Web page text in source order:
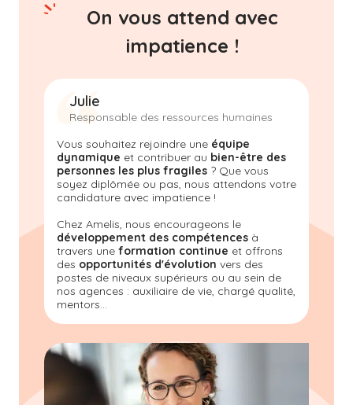
On vous attend avec
impatience !
Julie
Responsable des ressources humaines
Vous souhaitez rejoindre une équipe
dynamique et contribuer au bien-être des
personnes les plus fragiles ? Que vous
soyez diplômée ou pas, nous attendons votre
candidature avec impatience !
Chez Amelis, nous encourageons le
développement des compétences à
travers une formation continue et offrons
des opportunités d'évolution vers des
postes de niveaux supérieurs ou au sein de
nos agences : auxiliaire de vie, chargé qualité,
mentors...